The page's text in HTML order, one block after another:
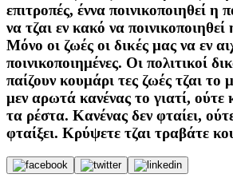
επιτροπές, έννα ποινικοποιηθεί η
να τζαι εν κακό να
Μόνο οι ζωές οι δικές μας να εν
ποινικοποιημένες. Οι πολιτικοί
παίζουν κουμάρι τες ζωές τζαι το
μεν αρωτά κανένας το γιατί, ούτε
τα ρέστα. Κανένας δεν φταίει,
φταίξει. Κρύψετε τζαι τραβάτε